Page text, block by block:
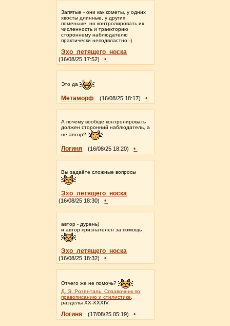
Запятые - они как кометы, у одних
хвосты длинные, у других
поменьше, но контролировать их
численность и траекторию
стороннему наблюдателю
практически неподвластно:-)
Эхо_летящего_носка
(16/08/25 17:52) •
Это да
Метаморф (16/08/25 18:17) •
А почему вообще контролировать
должен сторонний наблюдатель, а
не автор?
Логиня (16/08/25 18:20) •
Вы задаёте сложные вопросы
Эхо_летящего_носка
(16/08/25 18:30) •
автор - дурень)
и автор признателен за помощь
Эхо_летящего_носка
(16/08/25 18:32) •
Отчего же не помочь?
Д. Э. Розенталь. Справочник по
правописанию и стилистике
разделы XX-XXXIV.
Логиня (17/08/25 05:19) •